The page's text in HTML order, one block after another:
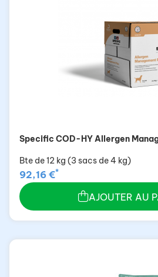
Specific COD-HY Allergen
Bte de 12 kg (3 sacs de 4 kg)
92,16 €*
AJOUTER AU